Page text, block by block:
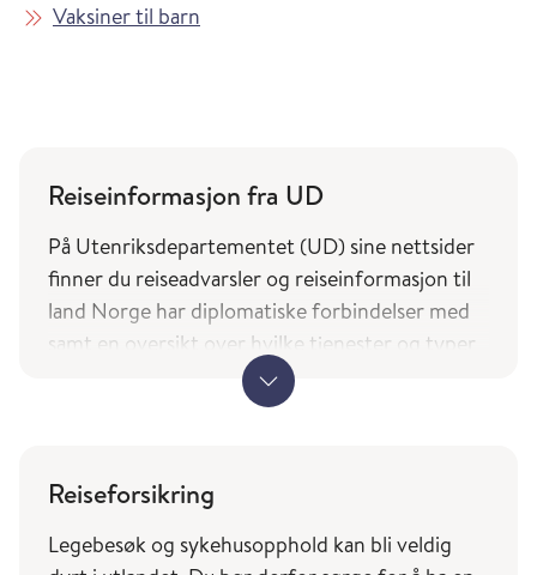
Vaksiner til barn
Reiseinformasjon fra UD
På Utenriksdepartementet (UD) sine nettsider
finner du reiseadvarsler og reiseinformasjon til
land Norge har diplomatiske forbindelser med
samt en oversikt over hvilke tjenester og typer
bistand norske borgere på reise kan forvente av
Landene du finner i tjenesten Smittevernråd og
reisevaksiner (fhi.no) er basert på UDs liste over
land Norge har diplomatiske forbindelser med.
Reiseforsikring
Legebesøk og sykehusopphold kan bli veldig